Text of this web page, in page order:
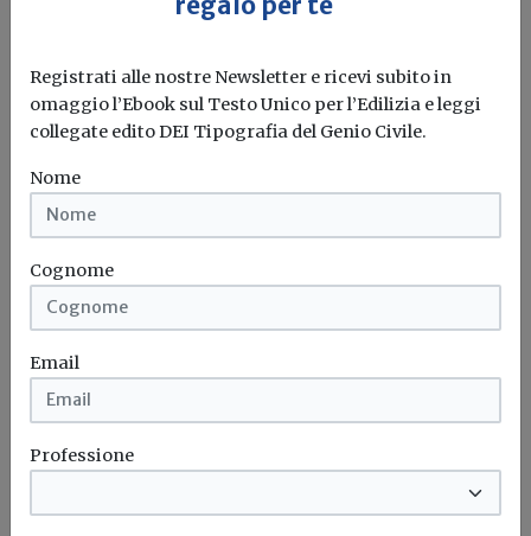
nelle rinnovabili
Firmato il decreto che introduce il nuovo sistema di
sostegno alle energie...
Aree idonee per le rinnovabili, via libera
della Lombardia: “Tutela per ambiente e
Approvato in Consiglio regionale il Pdl 175: obiettivo
equilibrio tra sviluppo energetico,...
Fotovoltaico Aree idonee Rinnovabili Sostenibilità ...
regalo per te
Registrati alle nostre Newsletter e ricevi subito in
omaggio l’Ebook sul Testo Unico per l’Edilizia e leggi
collegate edito DEI Tipografia del Genio Civile.
Nome
Cognome
Email
Professione